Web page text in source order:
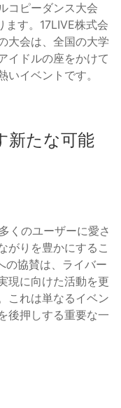
コピーダンス大会
ます。17LIVE株式会
大会は、全国の大学
イドルの座をかけて
イベントです。
新たな可能
くのユーザーに愛さ
がりを豊かにするこ
の協賛は、ライバー
現に向けた活動を更
これは単なるイベン
後押しする重要な一